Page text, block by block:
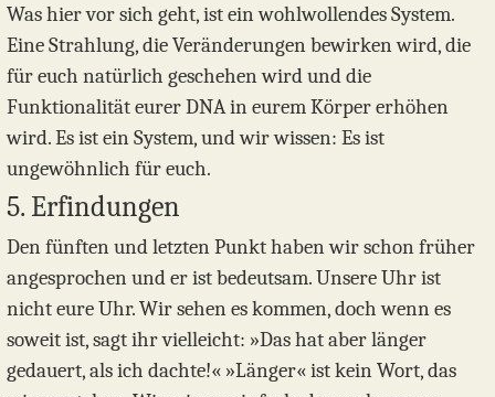
Was hier vor sich geht, ist ein wohlwollendes System.
Eine Strahlung, die Veränderungen bewirken wird, die
für euch natürlich geschehen wird und die
Funktionalität eurer DNA in eurem Körper erhöhen
wird. Es ist ein System, und wir wissen: Es ist
ungewöhnlich für euch.
5. Erfindungen
Den fünften und letzten Punkt haben wir schon früher
angesprochen und er ist bedeutsam. Unsere Uhr ist
nicht eure Uhr. Wir sehen es kommen, doch wenn es
soweit ist, sagt ihr vielleicht: »Das hat aber länger
gedauert, als ich dachte!« »Länger« ist kein Wort, das